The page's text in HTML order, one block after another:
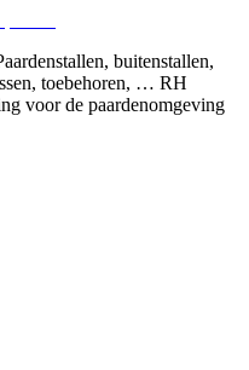
buitenstallen,
toebehoren, … RH
voor de paardenomgeving